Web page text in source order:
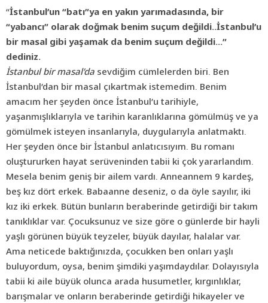
“İstanbul’un “batı”ya en yakın yarımadasında, bir
“yabancı” olarak doğmak benim suçum değildi..İstanbul’u
bir masal gibi yaşamak da benim suçum değildi…”
dediniz.
İstanbul bir masal’da sevdiğim cümlelerden biri. Ben
İstanbul’dan bir masal çıkartmak istemedim. Benim
amacım her şeyden önce İstanbul’u tarihiyle,
yaşanmışlıklarıyla ve tarihin karanlıklarına gömülmüş ve ya
gömülmek isteyen insanlarıyla, duygularıyla anlatmaktı.
Her şeyden önce bir İstanbul anlatıcısıyım. Bu romanı
oluştururken hayat serüveninden tabii ki çok yararlandım.
Mesela benim geniş bir ailem vardı. Anneannem 9 kardeş,
beş kız dört erkek. Babaanne deseniz, o da öyle sayılır, iki
kız iki erkek. Bütün bunların beraberinde getirdiği bir takım
tanıklıklar var. Çocuksunuz ve size göre o günlerde bir hayli
yaşlı görünen büyük teyzeler, büyük dayılar, halalar var.
Ama neticede baktığınızda, çocukken ben onları yaşlı
buluyordum, oysa, benim şimdiki yaşımdaydılar. Dolayısıyla
tabii ki aile büyük olunca arada husumetler, kırgınlıklar,
barışmalar ve onların beraberinde getirdiği hikayeler ve